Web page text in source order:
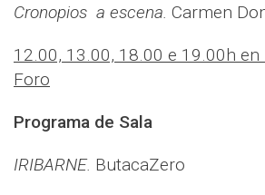
Cronopios a escena. Carmen
12.00, 13.00, 18.00 e 19.00h
Foro
Programa de Sala
IRIBARNE. ButacaZero